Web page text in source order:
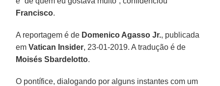
Francisco.
A reportagem é de Domenico Agasso Jr., publicada
emVatican Insider, 23-01-2019. A tradução é de
Moisés Sbardelotto.
O pontífice, dialogando por alguns instantes com um